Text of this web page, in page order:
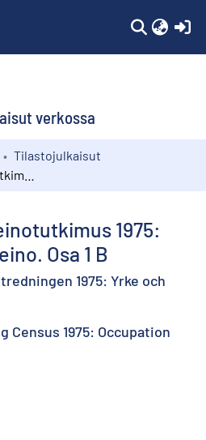
verkossa
Tilastojulkaisut
1975:
Osa 1 B
1975: Yrke och
Census 1975: Occupation